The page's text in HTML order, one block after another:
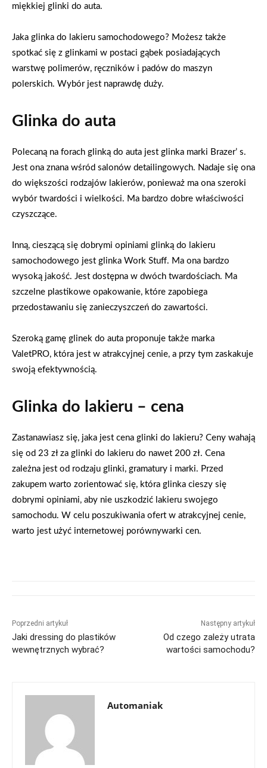
miękkiej glinki do auta.
Jaka glinka do lakieru samochodowego? Możesz także
spotkać się z glinkami w postaci gąbek posiadających
warstwę polimerów, ręczników i padów do maszyn
polerskich. Wybór jest naprawdę duży.
Glinka do auta
Polecaną na forach glinką do auta jest glinka marki Brazer’ s.
Jest ona znana wśród salonów detailingowych. Nadaje się ona
do większości rodzajów lakierów, ponieważ ma ona szeroki
wybór twardości i wielkości. Ma bardzo dobre właściwości
czyszczące.
Inną, cieszącą się dobrymi opiniami glinką do lakieru
samochodowego jest glinka Work Stuff. Ma ona bardzo
wysoką jakość. Jest dostępna w dwóch twardościach. Ma
szczelne plastikowe opakowanie, które zapobiega
przedostawaniu się zanieczyszczeń do zawartości.
Szeroką gamę glinek do auta proponuje także marka
ValetPRO, która jest w atrakcyjnej cenie, a przy tym zaskakuje
swoją efektywnością.
Glinka do lakieru – cena
Zastanawiasz się, jaka jest cena glinki do lakieru? Ceny wahają
się od 23 zł za glinki do lakieru do nawet 200 zł. Cena
zależna jest od rodzaju glinki, gramatury i marki. Przed
zakupem warto zorientować się, która glinka cieszy się
dobrymi opiniami, aby nie uszkodzić lakieru swojego
samochodu. W celu poszukiwania ofert w atrakcyjnej cenie,
warto jest użyć internetowej porównywarki cen.
Poprzedni artykuł
Jaki dressing do plastików
wewnętrznych wybrać?
Następny artykuł
Od czego zależy utrata
wartości samochodu?
Automaniak